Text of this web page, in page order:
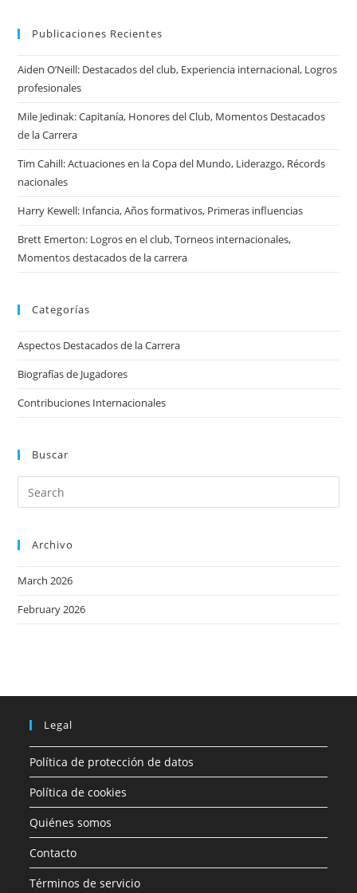
Publicaciones Recientes
Aiden O’Neill: Destacados del club, Experiencia internacional, Logros
profesionales
Mile Jedinak: Capitanía, Honores del Club, Momentos Destacados
de la Carrera
Tim Cahill: Actuaciones en la Copa del Mundo, Liderazgo, Récords
nacionales
Harry Kewell: Infancia, Años formativos, Primeras influencias
Brett Emerton: Logros en el club, Torneos internacionales,
Momentos destacados de la carrera
Categorías
Aspectos Destacados de la Carrera
Biografías de Jugadores
Contribuciones Internacionales
Buscar
Archivo
March 2026
February 2026
Legal
Política de protección de datos
Política de cookies
Quiénes somos
Contacto
Términos de servicio